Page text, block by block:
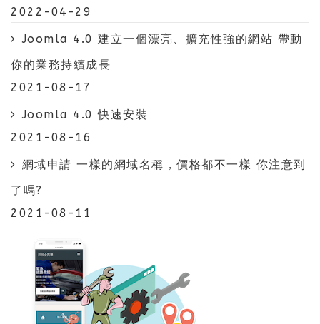
2022-04-29
Joomla 4.0 建立一個漂亮、擴充性強的網站 帶動
你的業務持續成長
2021-08-17
Joomla 4.0 快速安裝
2021-08-16
網域申請 一樣的網域名稱，價格都不一樣 你注意到
了嗎?
2021-08-11